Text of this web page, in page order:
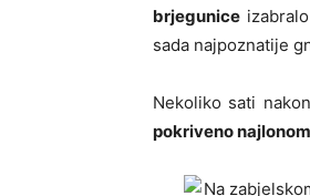
brjegunice
sada najpoznatije
Nekoliko sati
pokriveno najlonom